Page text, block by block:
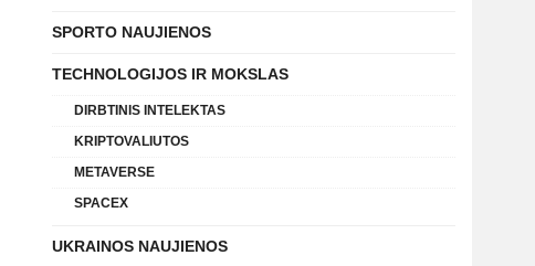
SPORTO NAUJIENOS
TECHNOLOGIJOS IR MOKSLAS
DIRBTINIS INTELEKTAS
KRIPTOVALIUTOS
METAVERSE
SPACEX
UKRAINOS NAUJIENOS